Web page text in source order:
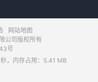
网站地图
公司版权所有
号
，内存占用：5.41 MB